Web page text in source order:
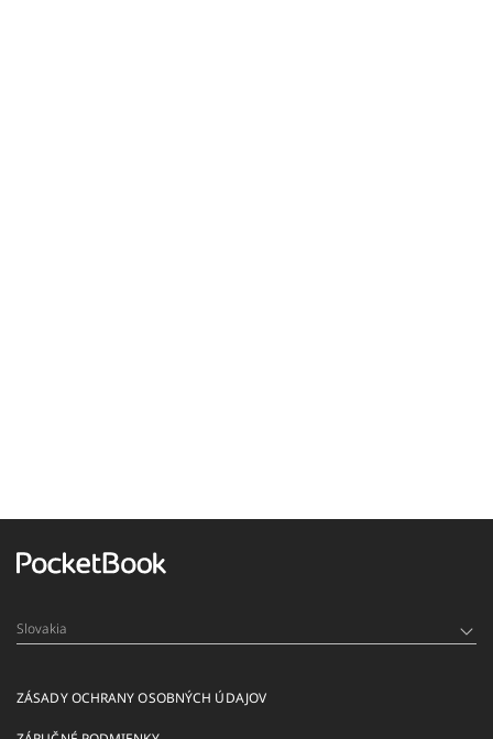
ZÁSADY OCHRANY OSOBNÝCH ÚDAJOV
Slovakia